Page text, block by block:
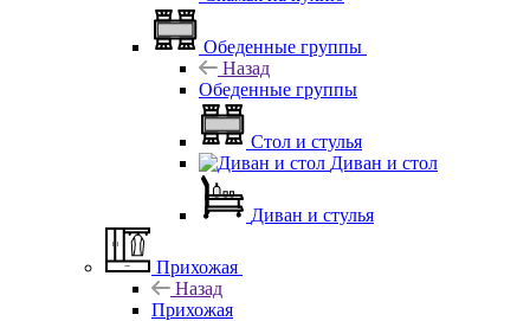
Обеденные группы
Назад
Обеденные группы
Стол и стулья
Диван и стол
Диван и стулья
Прихожая
Назад
Прихожая